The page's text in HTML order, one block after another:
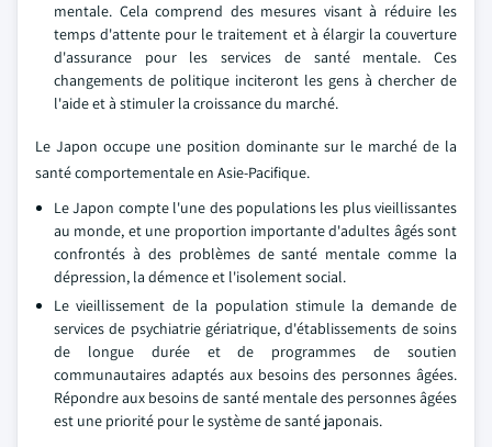
mentale. Cela comprend des mesures visant à réduire les
temps d'attente pour le traitement et à élargir la couverture
d'assurance pour les services de santé mentale. Ces
changements de politique inciteront les gens à chercher de
l'aide et à stimuler la croissance du marché.
Le Japon occupe une position dominante sur le marché de la
santé comportementale en Asie-Pacifique.
Le Japon compte l'une des populations les plus vieillissantes
au monde, et une proportion importante d'adultes âgés sont
confrontés à des problèmes de santé mentale comme la
dépression, la démence et l'isolement social.
Le vieillissement de la population stimule la demande de
services de psychiatrie gériatrique, d'établissements de soins
de longue durée et de programmes de soutien
communautaires adaptés aux besoins des personnes âgées.
Répondre aux besoins de santé mentale des personnes âgées
est une priorité pour le système de santé japonais.